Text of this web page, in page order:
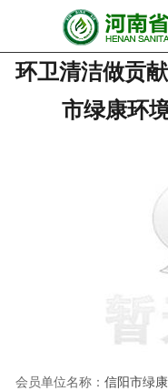
环卫清洁做贡
市绿康环
会员单位名称： 信阳市绿